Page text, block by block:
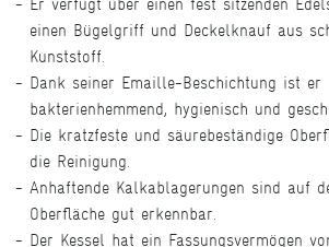
Er verfügt über einen fest sitzenden
einen Bügelgriff und Deckelknauf aus
Kunststoff.
Dank seiner Emaille-Beschichtung ist er
bakterienhemmend, hygienisch und
Die kratzfeste und säurebeständige
die Reinigung.
Anhaftende Kalkablagerungen sind auf
Oberfläche gut erkennbar.
Der Kessel hat ein Fassungsvermögen